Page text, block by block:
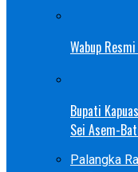
Wabup
Bupati
Sei Asem-
Palangka